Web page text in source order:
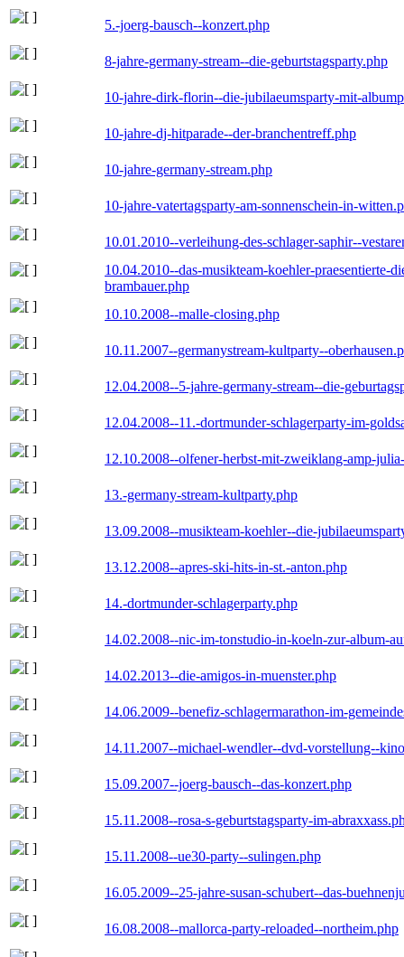
5.-joerg-bausch--konzert.php
8-jahre-germany-stream--die-geburtstagsparty.php
10-jahre-dirk-florin--die-jubilaeumsparty-mit-
10-jahre-dj-hitparade--der-branchentreff.php
10-jahre-germany-stream.php
10-jahre-vatertagsparty-am-sonnenschein-in-
10.01.2010--verleihung-des-schlager-saphir--
10.04.2010--das-musikteam-koehler-praesentierte-
brambauer.php
10.10.2008--malle-closing.php
10.11.2007--germanystream-kultparty--
12.04.2008--5-jahre-germany-stream--die-
12.04.2008--11.-dortmunder-schlagerparty-im-
12.10.2008--olfener-herbst-mit-zweiklang-amp-
13.-germany-stream-kultparty.php
13.09.2008--musikteam-koehler--die-
13.12.2008--apres-ski-hits-in-st.-anton.php
14.-dortmunder-schlagerparty.php
14.02.2008--nic-im-tonstudio-in-koeln-zur-album-
14.02.2013--die-amigos-in-muenster.php
14.06.2009--benefiz-schlagermarathon-im-
14.11.2007--michael-wendler--dvd-vorstellung--
15.09.2007--joerg-bausch--das-konzert.php
15.11.2008--rosa-s-geburtstagsparty-im-
15.11.2008--ue30-party--sulingen.php
16.05.2009--25-jahre-susan-schubert--das-
16.08.2008--mallorca-party-reloaded--northeim.php